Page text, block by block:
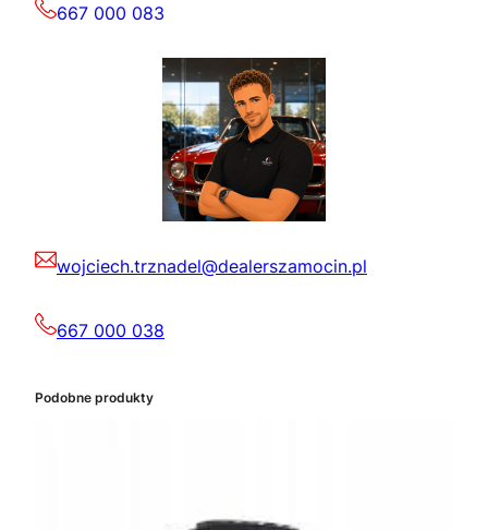
667 000 083
wojciech.trznadel@dealerszamocin.pl
667 000 038
Podobne produkty